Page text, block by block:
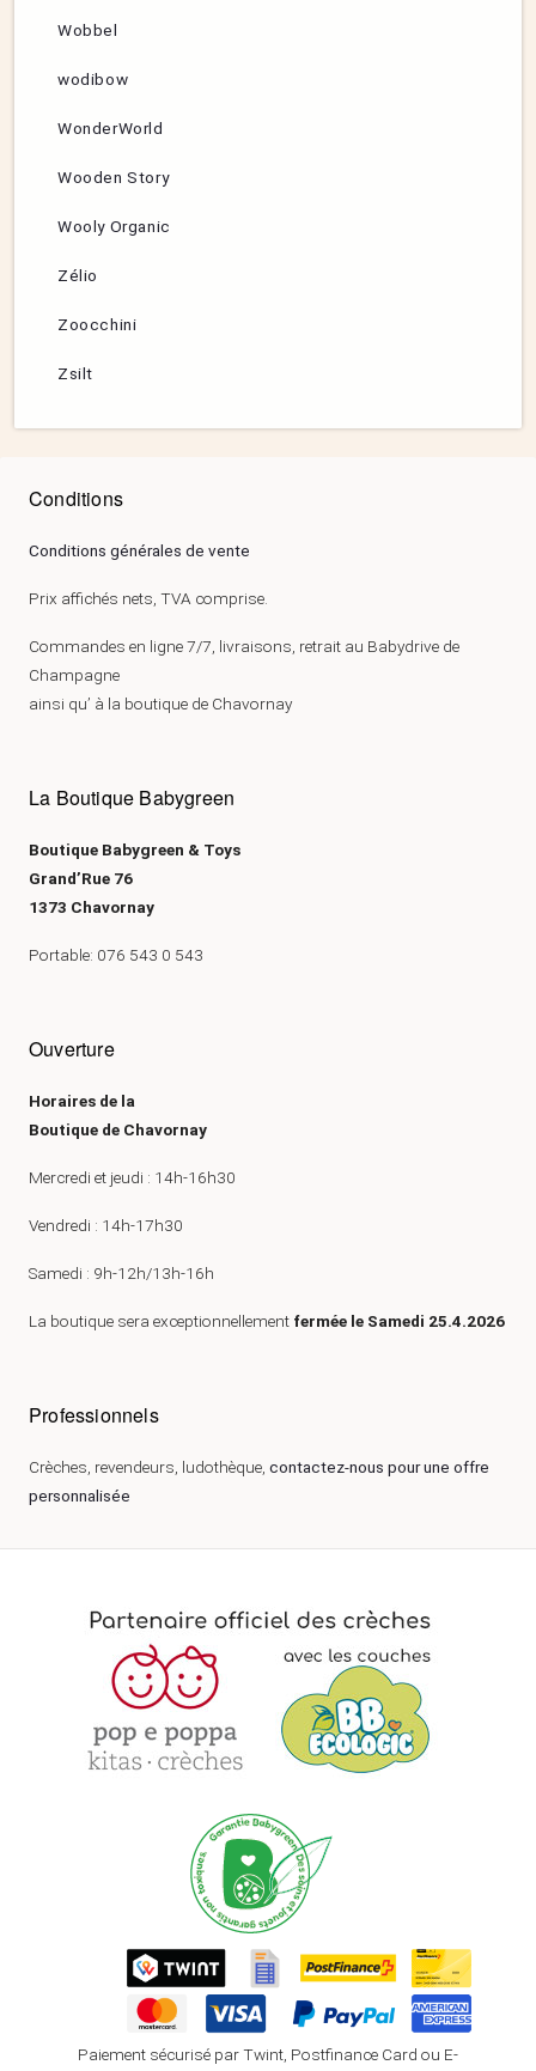
Wobbel
wodibow
WonderWorld
Wooden Story
Wooly Organic
Zélio
Zoocchini
Zsilt
Conditions
Conditions générales de vente
Prix affichés nets, TVA comprise.
Commandes en ligne 7/7, livraisons, retrait au Babydrive de
Champagne
ainsi qu’ à la boutique de Chavornay
La Boutique Babygreen
Boutique Babygreen & Toys
Grand’Rue 76
1373 Chavornay
Portable: 076 543 0 543
Ouverture
Horaires de la
Boutique de Chavornay
Mercredi et jeudi : 14h-16h30
Vendredi : 14h-17h30
Samedi : 9h-12h/13h-16h
La boutique sera exceptionnellement fermée le Samedi 25.4.2026
Professionnels
Crèches, revendeurs, ludothèque, contactez-nous pour une offre
personnalisée
Paiement sécurisé par Twint, Postfinance Card ou E-